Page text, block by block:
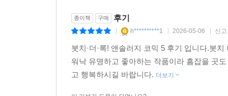
종이책 구매 후기
| h**********1 2026-05-06 신고
봇치·더·록! 앤솔러지 코믹 5 후기 입니다.봇
워낙 유명하고 좋아하는 작품이라 흠잡을 곳